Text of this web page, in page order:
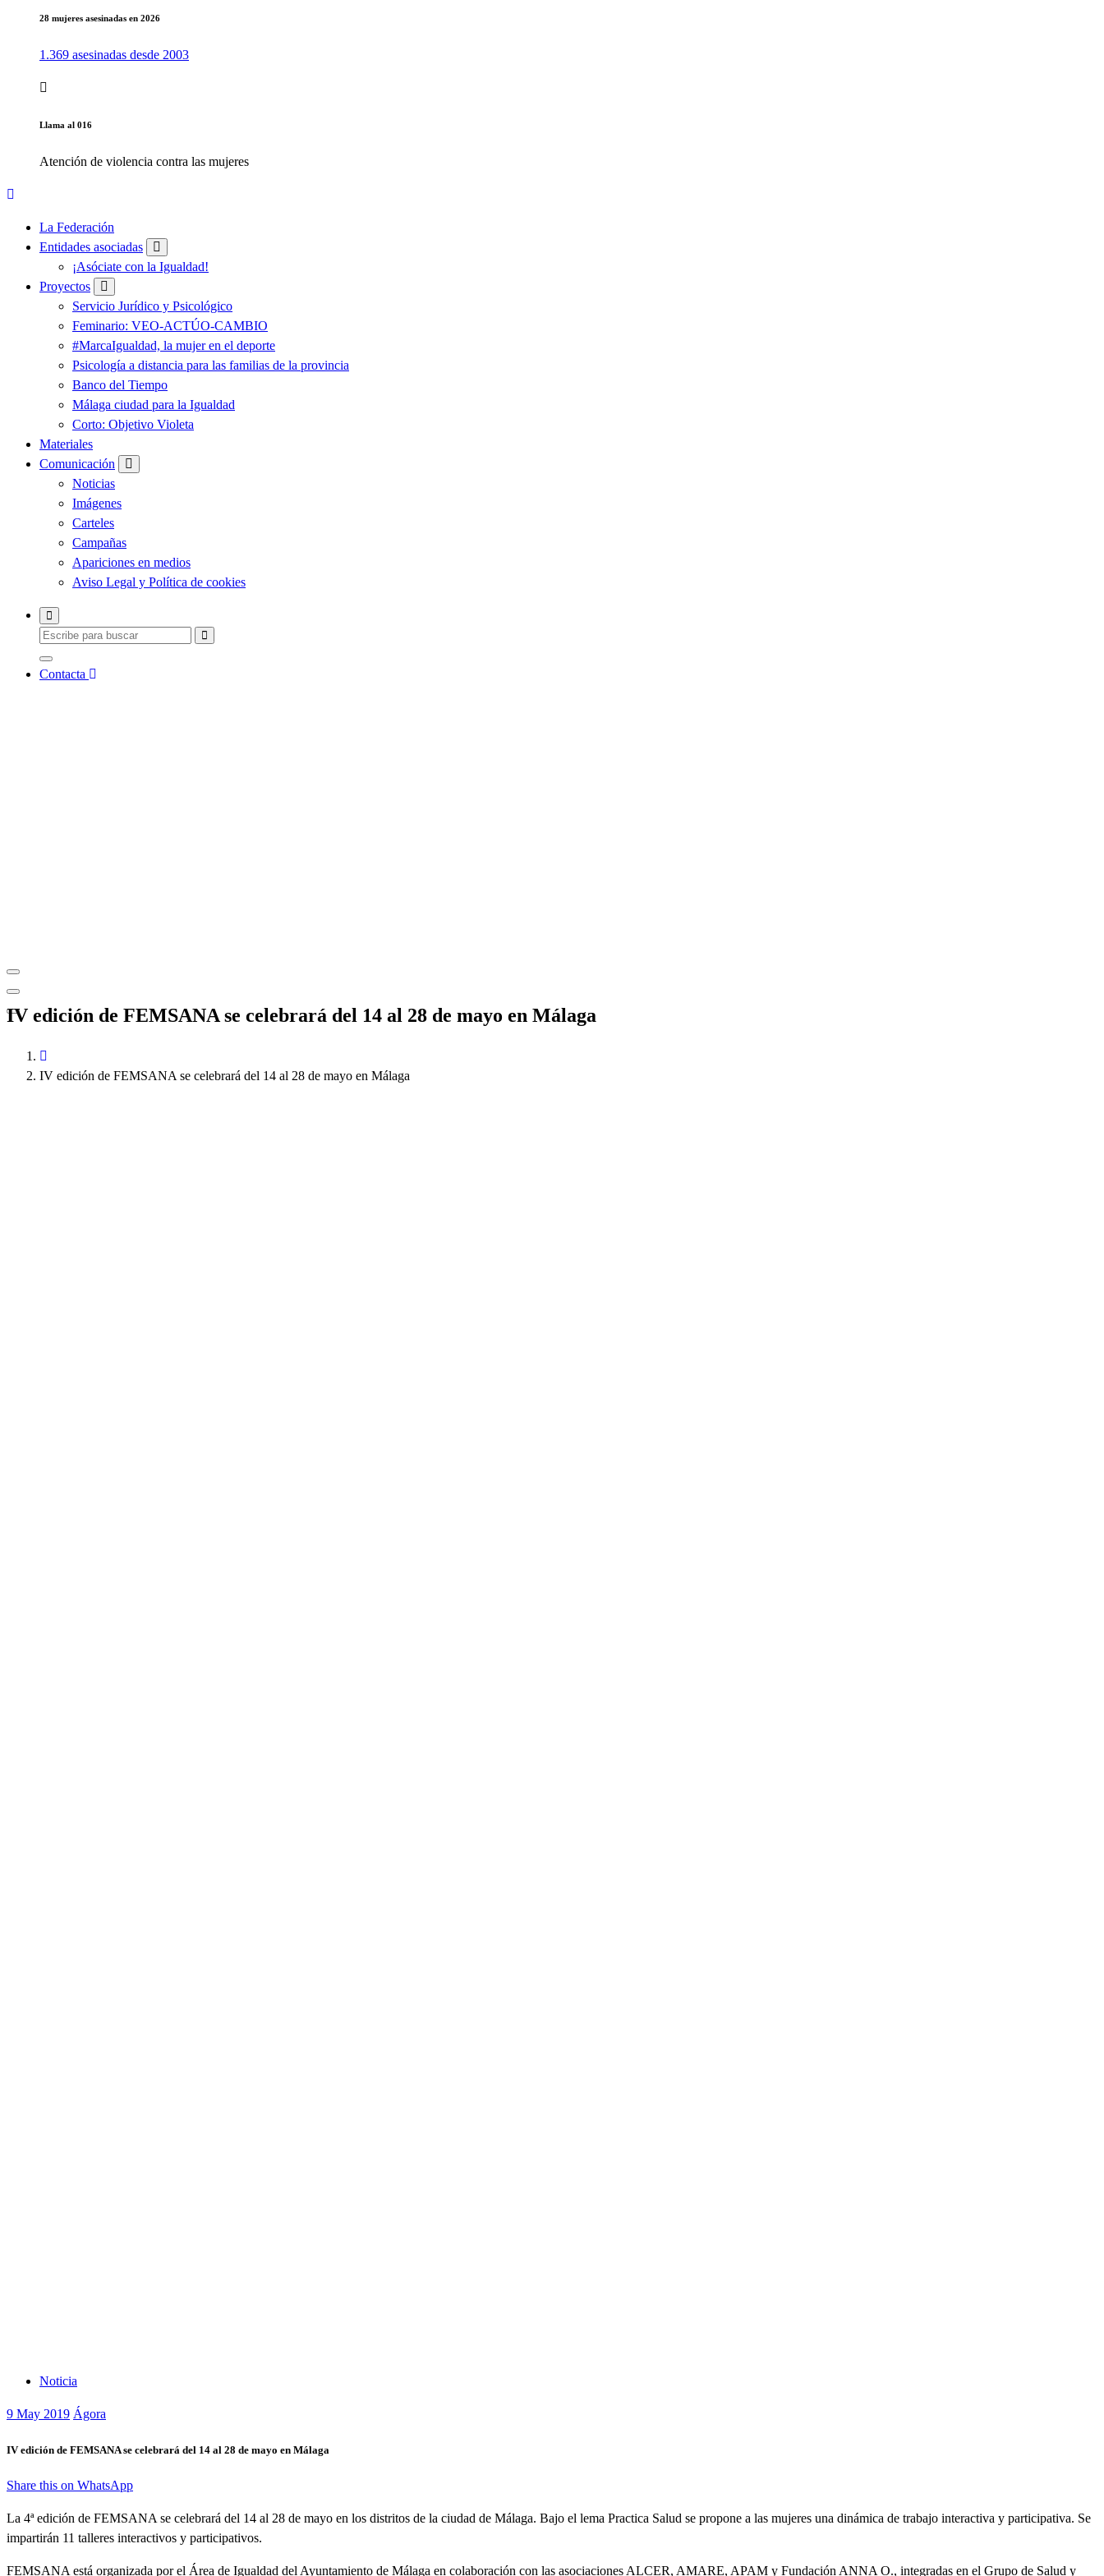
28 mujeres asesinadas en 2026
1.369 asesinadas desde 2003
Llama al 016
Atención de violencia contra las mujeres
La Federación
Entidades asociadas
¡Asóciate con la Igualdad!
Proyectos
Servicio Jurídico y Psicológico
Feminario: VEO-ACTÚO-CAMBIO
#MarcaIgualdad, la mujer en el deporte
Psicología a distancia para las familias de la provincia
Banco del Tiempo
Málaga ciudad para la Igualdad
Corto: Objetivo Violeta
Materiales
Comunicación
Noticias
Imágenes
Carteles
Campañas
Apariciones en medios
Aviso Legal y Política de cookies
Contacta
IV edición de FEMSANA se celebrará del 14 al 28 de mayo en Málaga
IV edición de FEMSANA se celebrará del 14 al 28 de mayo en Málaga
Noticia
9 May 2019 Ágora
IV edición de FEMSANA se celebrará del 14 al 28 de mayo en Málaga
Share this on WhatsApp
La 4ª edición de FEMSANA se celebrará del 14 al 28 de mayo en los distritos de la ciudad de Málaga. Bajo el lema Practica Salud se propone a las mujeres una dinámica de trabajo interactiva y participativa. Se
impartirán 11 talleres interactivos y participativos.
FEMSANA está organizada por el Área de Igualdad del Ayuntamiento de Málaga en colaboración con las asociaciones ALCER, AMARE, APAM y Fundación ANNA O., integradas en el Grupo de Salud y